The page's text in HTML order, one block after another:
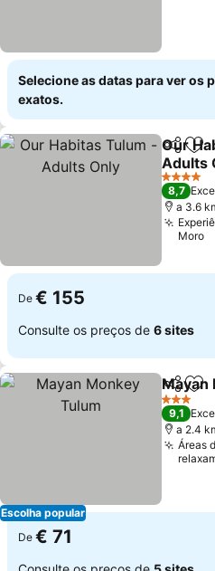
Selecione as datas para ver os
exatos.
Partilhar
Our
Adults
4 Estrelas
8,7
a 3.6
Moro
De € 155
Consulte os preços de 6 sites
Escolha popular
Partilhar
Mayan
3 Estrelas
9,1
a 2.4
Áreas
De € 71